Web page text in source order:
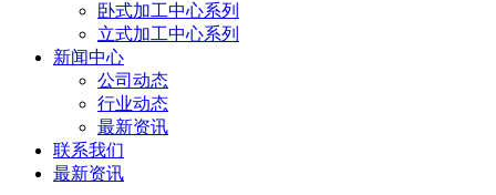
卧式加工中心系列
立式加工中心系列
新闻中心
公司动态
行业动态
最新资讯
联系我们
最新资讯